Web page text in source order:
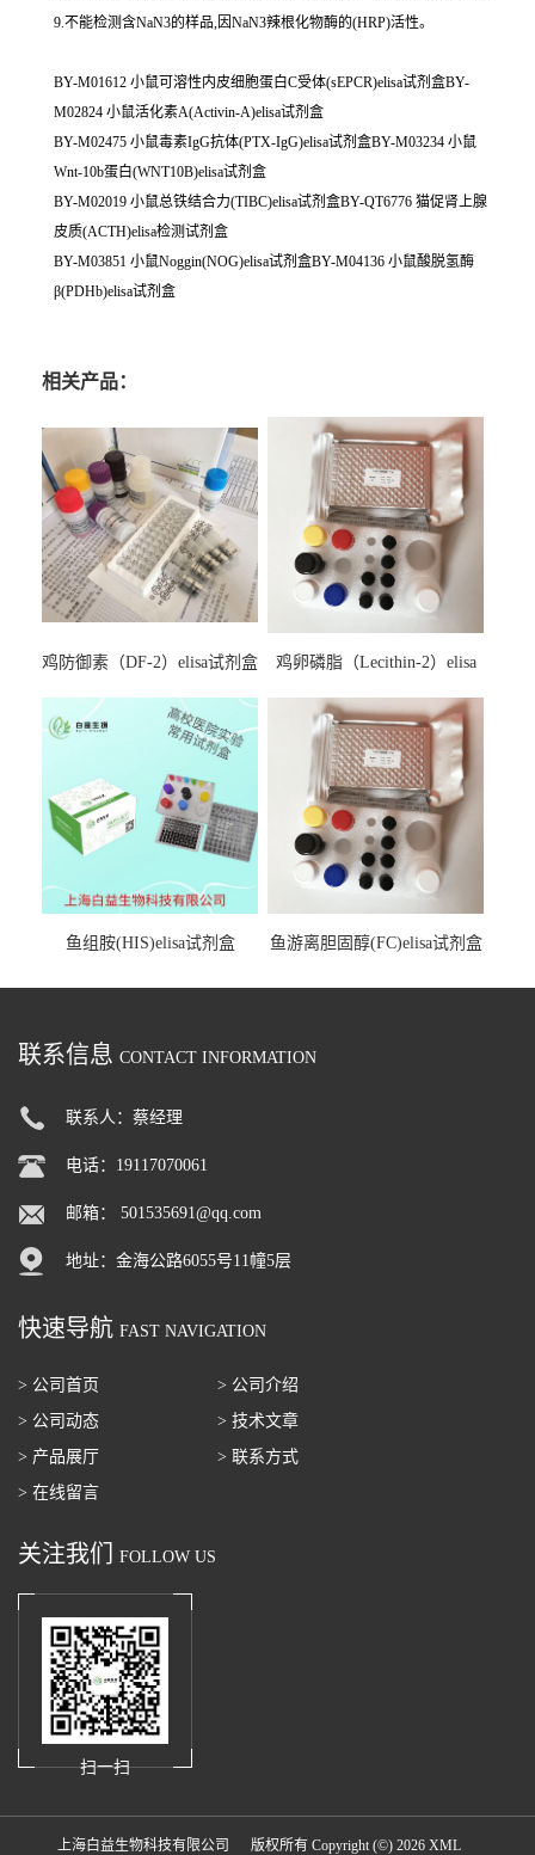
9.不能检测含NaN3的样品,因NaN3辣根化物酶的(HRP)活性。
BY-M01612 小鼠可溶性内皮细胞蛋白C受体(sEPCR)elisa试剂盒BY-
M02824 小鼠活化素A(Activin-A)elisa试剂盒
BY-M02475 小鼠毒素IgG抗体(PTX-IgG)elisa试剂盒BY-M03234 小鼠
Wnt-10b蛋白(WNT10B)elisa试剂盒
BY-M02019 小鼠总铁结合力(TIBC)elisa试剂盒BY-QT6776 猫促肾上腺
皮质(ACTH)elisa检测试剂盒
BY-M03851 小鼠Noggin(NOG)elisa试剂盒BY-M04136 小鼠酸脱氢酶
β(PDHb)elisa试剂盒
相关产品：
鸡防御素（DF-2）elisa试剂盒
鸡卵磷脂（Lecithin-2）elisa
鱼组胺(HIS)elisa试剂盒 鱼游离胆固醇(FC)elisa试剂盒
联系信息 CONTACT INFORMATION
联系人：蔡经理
电话：19117070061
邮箱： 501535691@qq.com
地址：金海公路6055号11幢5层
快速导航 FAST NAVIGATION
> 公司首页
> 公司介绍
> 公司动态
> 技术文章
> 产品展厅
> 联系方式
> 在线留言
关注我们 FOLLOW US
扫一扫
上海白益生物科技有限公司 版权所有 Copyright (©) 2026 XML